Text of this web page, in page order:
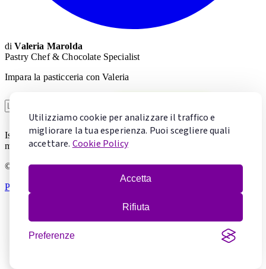
Utilizziamo cookie per analizzare il traffico e
migliorare la tua esperienza. Puoi scegliere quali
accettare. Cookie Policy
Accetta
Rifiuta
Preferenze
diValeria Marolda
Pastry Chef & Chocolate Specialist
Impara la pasticceria con Valeria
Iscrivendoti accetti la Privacy Policy. Puoi cancellarti in qualsiasi
momento.
© 2026 Mentecontorta. Tutti i diritti riservati.
Privacy Policy